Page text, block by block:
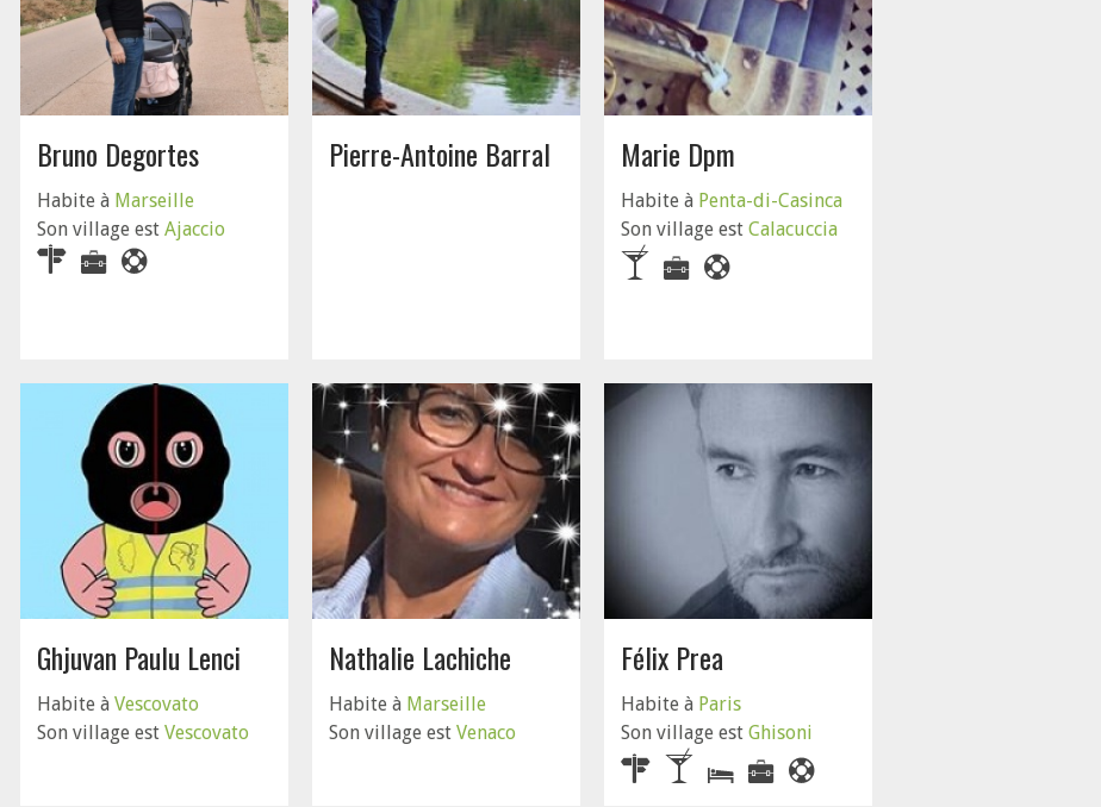
Bruno Degortes
Habite à Marseille
Son village est Ajaccio
Pierre-Antoine Barral Marie Dpm
Habite à Penta-di-Casinca
Son village est Calacuccia
Ghjuvan Paulu Lenci
Habite à Vescovato
Son village est Vescovato
Nathalie Lachiche
Habite à Marseille
Son village est Venaco
Félix Prea
Habite à Paris
Son village est Ghisoni